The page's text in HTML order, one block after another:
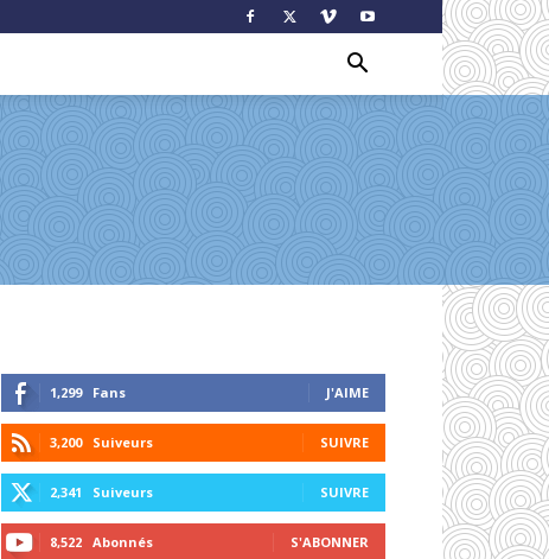
1,299 Fans J'AIME
3,200 Suiveurs SUIVRE
2,341 Suiveurs SUIVRE
8,522 Abonnés S'ABONNER